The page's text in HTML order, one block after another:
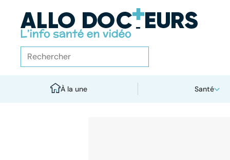
À la une Santé